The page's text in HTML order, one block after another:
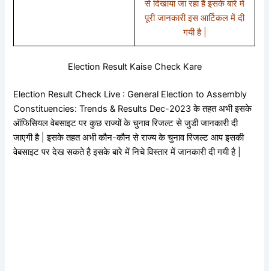
से दिखाया जा रहा है इसके बारे में
पूरी जानकारी इस आर्टिकल में दी
गयी है |
Election Result Kaise Check Kare
Election Result Check Live : General Election to Assembly
Constituencies: Trends & Results Dec-2023 के तहत अभी इसके
ऑफिसियल वेबसाइट पर कुछ राज्यों के चुनाव रिजल्ट से जुडी जानकारी दी
जाएगी है | इसके तहत अभी कौन-कौन से राज्य के चुनाव रिजल्ट आप इसकी
वेबसाइट पर देख सकते है इसके बारे में निचे विस्तार में जानकारी दी गयी है |